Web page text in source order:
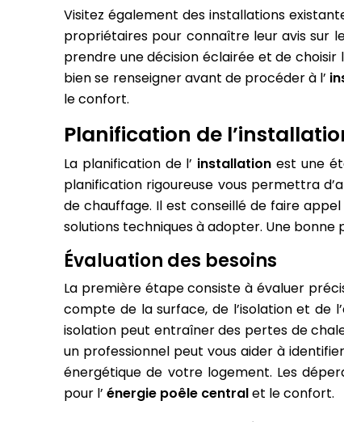
Visitez également des installations
propriétaires pour connaître leur avis sur
prendre une décision éclairée et de choisir
bien se renseigner avant de procéder à l’
le confort.
Planification de
La planification de l’ installationest une
planification rigoureuse vous permettra
de chauffage. Il est conseillé de faire
solutions techniques à adopter. Une bonne
Évaluation des besoins
La première étape consiste à évaluer
compte de la surface, de l’isolation et de
isolation peut entraîner des pertes de
un professionnel peut vous aider à
énergétique de votre logement. Les
pour l’énergie poêle centralet le confort.